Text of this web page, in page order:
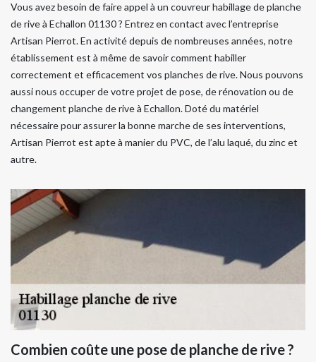
Vous avez besoin de faire appel à un couvreur habillage de planche
de rive à Echallon 01130 ? Entrez en contact avec l’entreprise
Artisan Pierrot. En activité depuis de nombreuses années, notre
établissement est à même de savoir comment habiller
correctement et efficacement vos planches de rive. Nous pouvons
aussi nous occuper de votre projet de pose, de rénovation ou de
changement planche de rive à Echallon. Doté du matériel
nécessaire pour assurer la bonne marche de ses interventions,
Artisan Pierrot est apte à manier du PVC, de l’alu laqué, du zinc et
autre.
Combien coûte une pose de planche de rive ?